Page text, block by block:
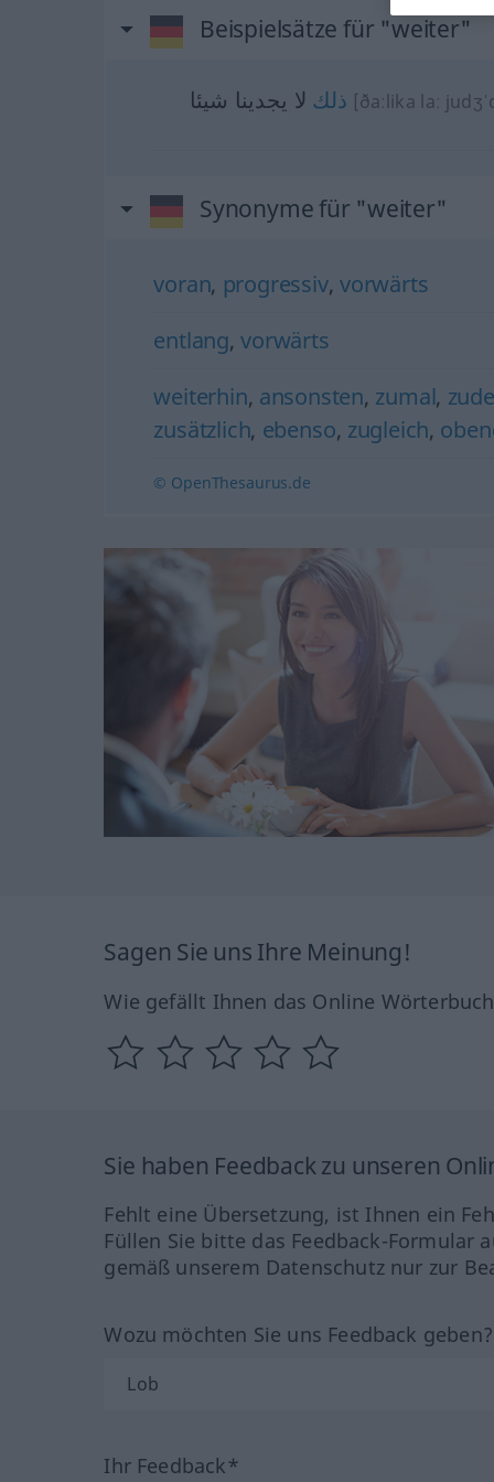
Beispielsätze für "weiter"
ذلك لا يجدينا شيئا
[ðaːlika laː
Synonyme für "weiter"
voran, progressiv, vorwärts
entlang,vorwärts
weiterhin, ansonsten, zumal,
zusätzlich, ebenso, zugleich,
© OpenThesaurus.de
Sagen Sie uns Ihre Meinung!
Wie gefällt Ihnen das Online
Sie haben Feedback zu unseren
Fehlt eine Übersetzung, ist Ihnen ein
Füllen Sie bitte das Feedback-Formular
gemäß unserem Datenschutz nur zur
Wozu möchten Sie uns Feedback
Ihr Feedback*